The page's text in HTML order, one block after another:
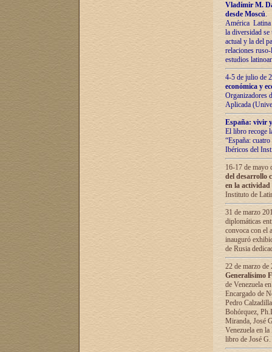
Vladímir М.
desde Moscú.
América Latina
la diversidad
actual у lа del
relaciones
estudios
4-5 de julio de
económica y
Organizadores
Aplicada
España: vivir
El libro recoge
“España:
Ibéricos del
16-17 de mayo
del desarrollo
en la
Instituto de
31 de marzo
diplomáticas
convoca con el
inauguró
de Rusia
22 de marzo
Generalísimo
de Venezuela
Encargado de
Pedro
Bohórquez,
Miranda, José
Venezuela en
libro de José